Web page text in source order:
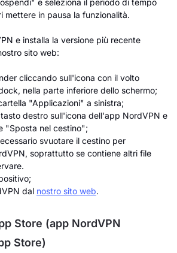
e seleziona il periodo di tempo
mettere in pausa la funzionalità.
e installa la versione più recente
sito web:
cliccando sull'icona con il volto
nella parte inferiore dello schermo;
"Applicazioni" a sinistra;
destro sull'icona dell'app NordVPN e
"Sposta nel cestino";
svuotare il cestino per
soprattutto se contiene altri file
dal nostro sito web.
Store (app NordVPN
Store)